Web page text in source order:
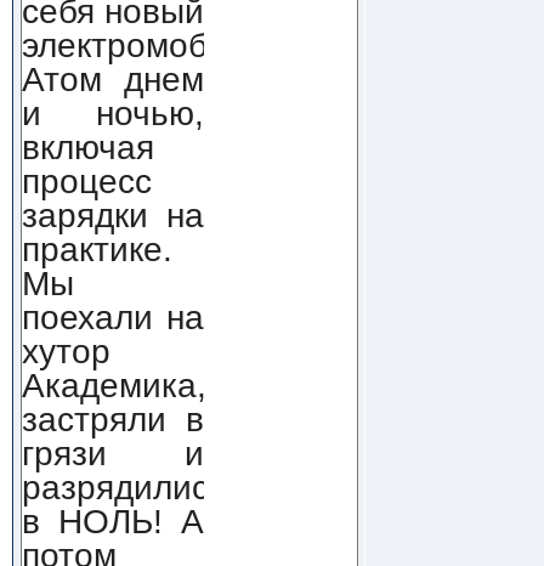
себя новый
электромобиль
Атом днем
и ночью,
включая
процесс
зарядки на
практике.
Мы
поехали на
хутор
Академика,
застряли в
грязи и
разрядились
в НОЛЬ! А
потом